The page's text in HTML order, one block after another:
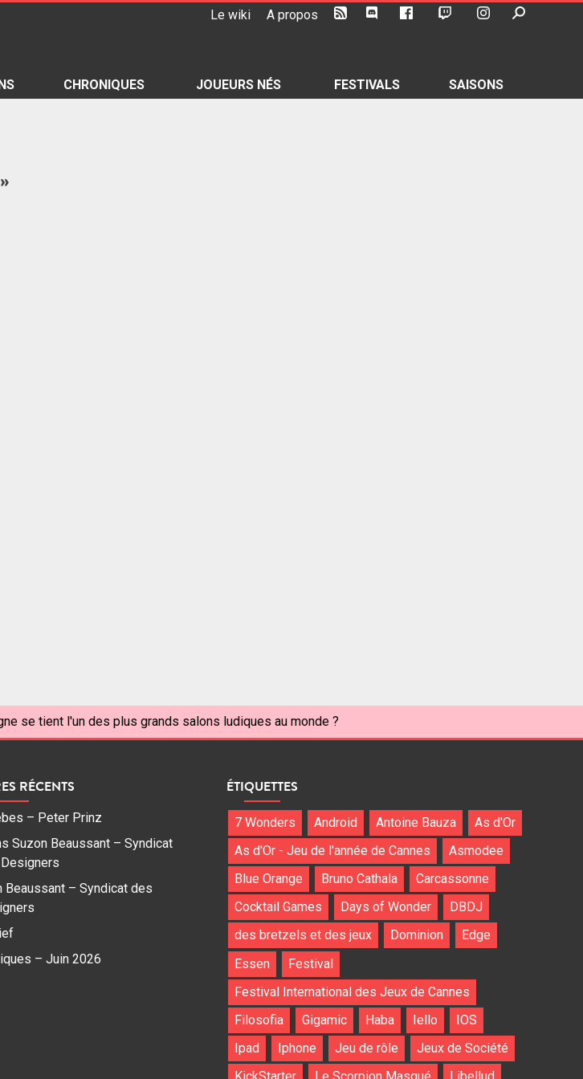
Le wiki A propos
CHRONIQUES JOUEURS NÉS FESTIVALS SAISONS
se tient l'un des plus grands salons ludiques au monde ?
RÉCENTS
– Peter Prinz
Suzon Beaussant – Syndicat
Beaussant – Syndicat des
– Juin 2026
ÉTIQUETTES
7 Wonders Android Antoine Bauza
As d'Or
As d'Or - Jeu de l'année de Cannes
Asmodee
Blue Orange
Bruno Cathala
Carcassonne
Cocktail Games
Days of Wonder
DBDJ
des bretzels et des jeux
Dominion
Edge
Essen
Festival
Festival International des Jeux de Cannes
Filosofia
Gigamic Haba Iello
IOS
Ipad
Iphone Jeu de rôle
Jeux de Société